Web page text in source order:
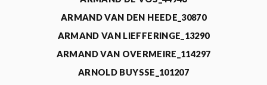
ARMAND VAN DEN HEEDE_30870
ARMAND VAN LIEFFERINGE_13290
ARMAND VAN OVERMEIRE_114297
ARNOLD BUYSSE_101207